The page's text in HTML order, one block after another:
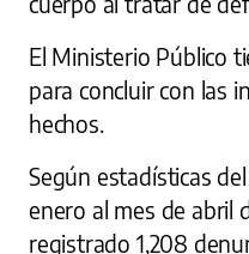
El Ministerio Público
para concluir con las
hechos.
Según estadísticas
enero al mes de abril
registrado 1,208